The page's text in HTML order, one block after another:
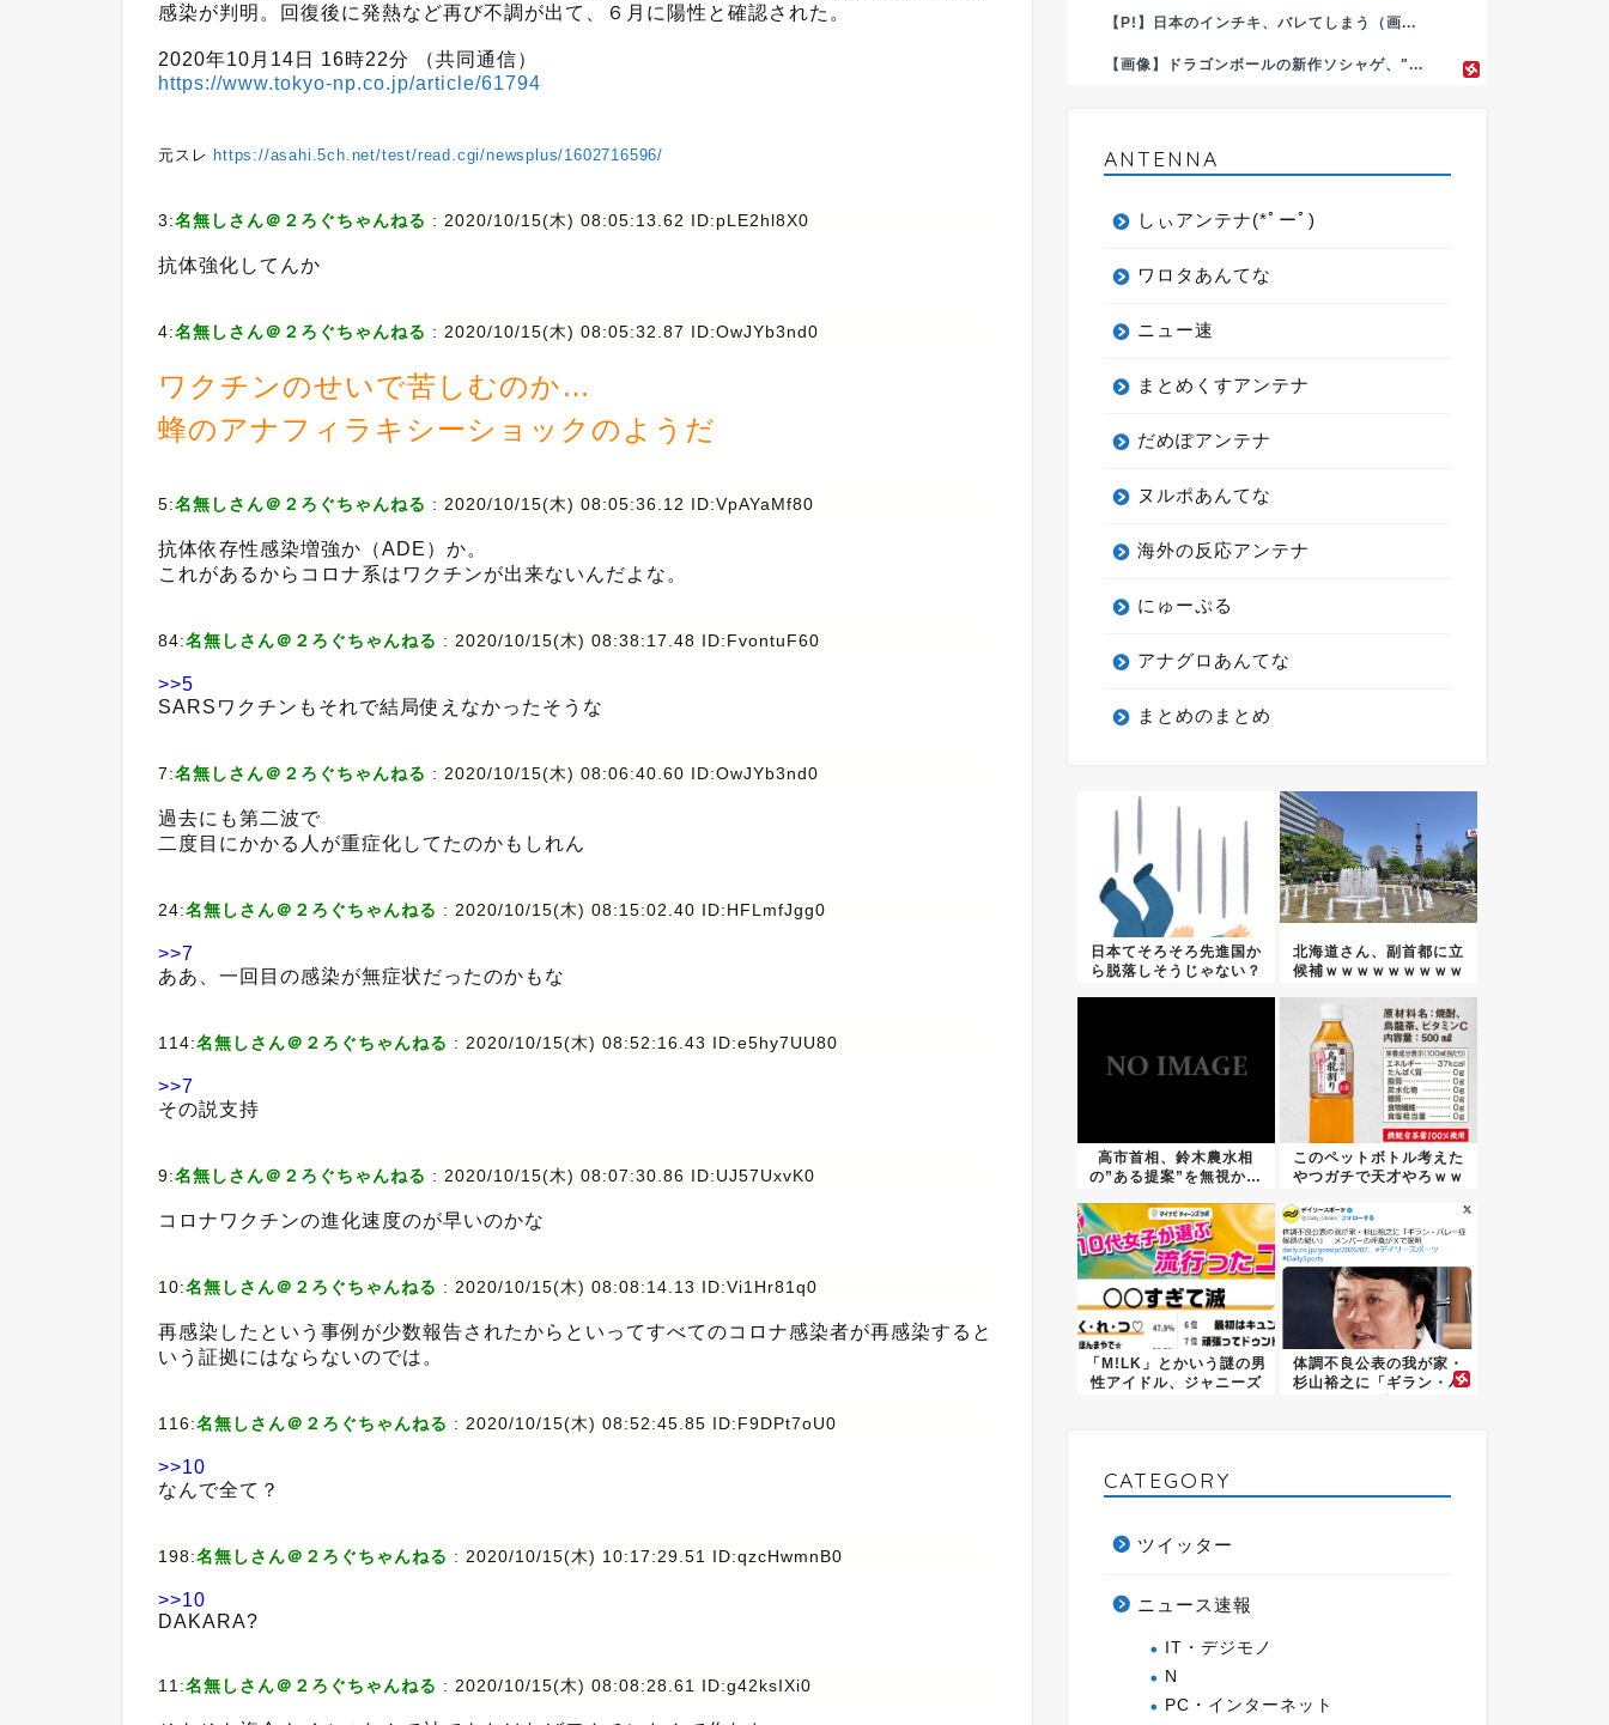
感染が判明。回復後に発熱など再び不調が出て、６月に陽性と確認された。
2020年10月14日 16時22分 （共同通信）
https://www.tokyo-np.co.jp/article/61794
元スレ https://asahi.5ch.net/test/read.cgi/newsplus/1602716596/
3:名無しさん＠２ろぐちゃんねる : 2020/10/15(木) 08:05:13.62 ID:pLE2hl8X0
抗体強化してんか
4:名無しさん＠２ろぐちゃんねる : 2020/10/15(木) 08:05:32.87 ID:OwJYb3nd0
ワクチンのせいで苦しむのか…
蜂のアナフィラキシーショックのようだ
5:名無しさん＠２ろぐちゃんねる : 2020/10/15(木) 08:05:36.12 ID:VpAYaMf80
抗体依存性感染増強か（ADE）か。
これがあるからコロナ系はワクチンが出来ないんだよな。
84:名無しさん＠２ろぐちゃんねる : 2020/10/15(木) 08:38:17.48 ID:FvontuF60
>>5
SARSワクチンもそれで結局使えなかったそうな
7:名無しさん＠２ろぐちゃんねる : 2020/10/15(木) 08:06:40.60 ID:OwJYb3nd0
過去にも第二波で
二度目にかかる人が重症化してたのかもしれん
24:名無しさん＠２ろぐちゃんねる : 2020/10/15(木) 08:15:02.40 ID:HFLmfJgg0
>>7
ああ、一回目の感染が無症状だったのかもな
114:名無しさん＠２ろぐちゃんねる : 2020/10/15(木) 08:52:16.43 ID:e5hy7UU80
>>7
その説支持
9:名無しさん＠２ろぐちゃんねる : 2020/10/15(木) 08:07:30.86 ID:UJ57UxvK0
コロナワクチンの進化速度のが早いのかな
10:名無しさん＠２ろぐちゃんねる : 2020/10/15(木) 08:08:14.13 ID:Vi1Hr81q0
再感染したという事例が少数報告されたからといってすべてのコロナ感染者が再感染すると
いう証拠にはならないのでは。
116:名無しさん＠２ろぐちゃんねる : 2020/10/15(木) 08:52:45.85 ID:F9DPt7oU0
>>10
なんで全て？
198:名無しさん＠２ろぐちゃんねる : 2020/10/15(木) 10:17:29.51 ID:qzcHwmnB0
>>10
DAKARA?
11:名無しさん＠２ろぐちゃんねる : 2020/10/15(木) 08:08:28.61 ID:g42ksIXi0
【P!】日本のインチキ、バレてしまう（画...
【画像】ドラゴンボールの新作ソシャゲ、"...
ANTENNA
しぃアンテナ(*ﾟーﾟ)
ワロタあんてな
ニュー速
まとめくすアンテナ
だめぽアンテナ
ヌルポあんてな
海外の反応アンテナ
にゅーぷる
アナグロあんてな
まとめのまとめ
日本てそろそろ先進国か
ら脱落しそうじゃない？
北海道さん、副首都に立
候補ｗｗｗｗｗｗｗｗｗ
高市首相、鈴木農水相
の”ある提案”を無視か…
このペットボトル考えた
やつガチで天才やろｗｗ
「M!LK」とかいう謎の男
性アイドル、ジャニーズ
体調不良公表の我が家・
杉山裕之に「ギラン・バ
CATEGORY
ツイッター
ニュース速報
IT・デジモノ
N
PC・インターネット